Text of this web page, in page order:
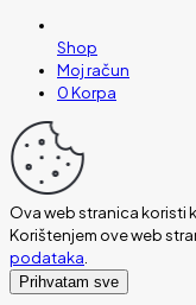
Shop
Moj račun
0Korpa
Ova web stranica koristi
Korištenjem ove web
podataka.
Prihvatam sve